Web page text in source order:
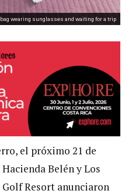
wearing sunglasses and waiting for a trip
el próximo 21 de
Belén y Los
Resort anunciaron